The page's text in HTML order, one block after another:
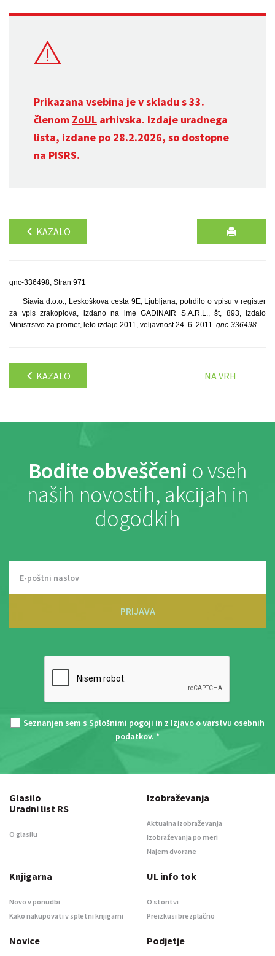
Prikazana vsebina je v skladu s 33.
členom ZoUL arhivska. Izdaje uradnega
lista, izdane po 28.2.2026, so dostopne
na PISRS.
KAZALO
gnc-336498, Stran 971
Siavia d.o.o., Leskoškova cesta 9E, Ljubljana, potrdilo o vpisu v register
za vpis zrakoplova, izdano na ime GADINAIR S.A.R.L., št, 893, izdalo
Ministrstvo za promet, leto izdaje 2011, veljavnost 24. 6. 2011. gnc-336498
KAZALO NA VRH
Bodite obveščeni o vseh
naših novostih, akcijah in
dogodkih
PRIJAVA
Seznanjen sem s Splošnimi pogoji in z Izjavo o varstvu osebnih
podatkov. *
Glasilo
Uradni list RS
O glasilu
Izobraževanja
Aktualna izobraževanja
Izobraževanja po meri
Najem dvorane
Knjigarna
Novo v ponudbi
Kako nakupovati v spletni knjigarni
UL info tok
O storitvi
Preizkusi brezplačno
Novice Podjetje